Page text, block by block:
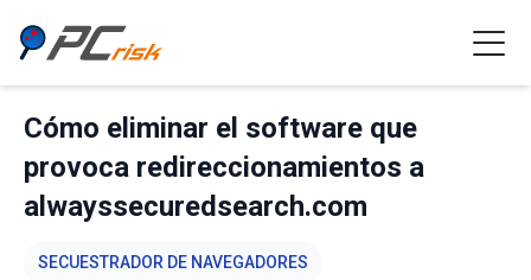
Cómo eliminar el software que
provoca redireccionamientos a
alwayssecuredsearch.com
SECUESTRADOR DE NAVEGADORES